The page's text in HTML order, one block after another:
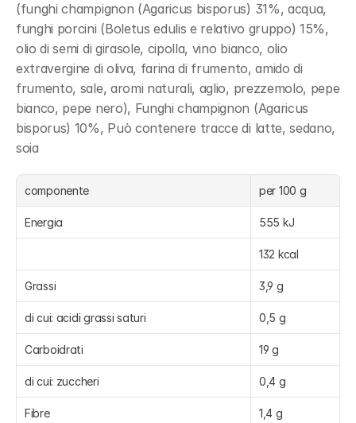
(funghi champignon (Agaricus bisporus) 31%, acqua,
funghi porcini (Boletus edulis e relativo gruppo) 15%,
olio di semi di girasole, cipolla, vino bianco, olio
extravergine di oliva, farina di frumento, amido di
frumento, sale, aromi naturali, aglio, prezzemolo, pepe
bianco, pepe nero), Funghi champignon (Agaricus
bisporus) 10%, Può contenere tracce di latte, sedano,
soia
componente per 100 g
Energia 555 kJ
132 kcal
Grassi 3,9 g
di cui: acidi grassi saturi 0,5 g
Carboidrati 19 g
di cui: zuccheri 0,4 g
Fibre 1,4 g